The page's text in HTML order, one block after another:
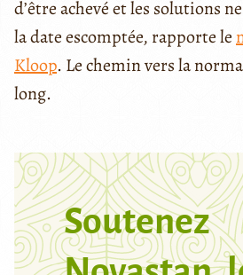
d’être achevé et les solutions
la date escomptée, rapporte le
Kloop. Le chemin vers la
long.
Soutenez